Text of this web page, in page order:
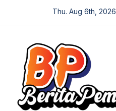
Thu. Aug 6th, 2026